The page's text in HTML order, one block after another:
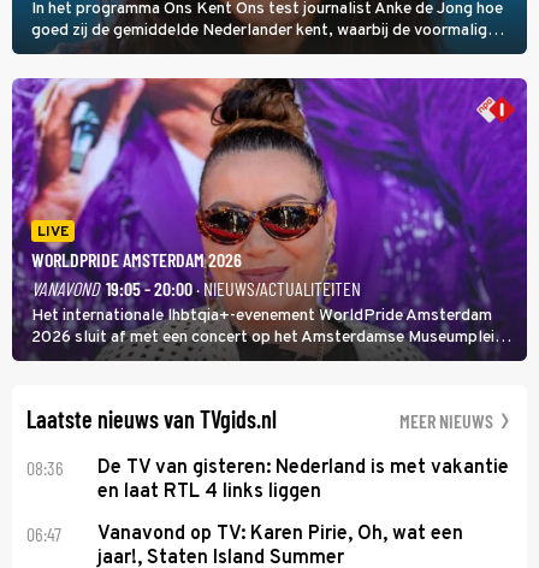
In het programma Ons Kent Ons test journalist Anke de Jong hoe
goed zij de gemiddelde Nederlander kent, waarbij de voormalig
hoofdredacteur van modebladen Glamour en Elle het samen met
rapper Keizer opneemt tegen Edson da Graça en Marc-Marie
Huijbregts.
LIVE
WORLDPRIDE AMSTERDAM 2026
VANAVOND 19:05 - 20:00· NIEUWS/ACTUALITEITEN
Het internationale lhbtqia+-evenement WorldPride Amsterdam
2026 sluit af met een concert op het Amsterdamse Museumplein.
Anita Doth is een van de optredende artiesten. In de jaren 90
Laatste nieuws van TVgids.nl MEER NIEUWS
08:36
De TV van gisteren: Nederland is met vakantie
en laat RTL 4 links liggen
06:47
Vanavond op TV: Karen Pirie, Oh, wat een
jaar!, Staten Island Summer